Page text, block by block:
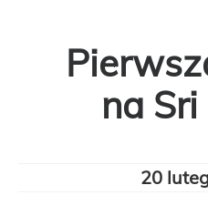
na
20